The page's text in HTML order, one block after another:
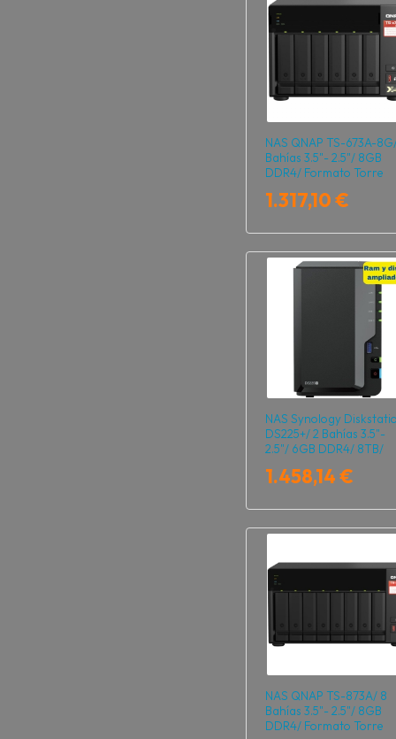
NAS QNAP TS-673A-
Bahías 3.5"- 2.5"/ 8GB
DDR4/ Formato Torre
1.317,10 €
NAS Synology
DS225+/ 2 Bahías 3.5"-
2.5"/ 6GB DDR4/ 8TB/
1.458,14 €
NAS QNAP TS-873A/ 8
Bahías 3.5"- 2.5"/ 8GB
DDR4/ Formato Torre